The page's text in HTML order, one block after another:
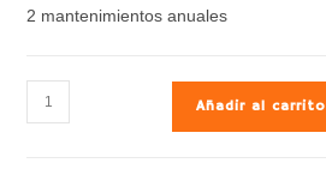
2 mantenimientos anuales
Añadir al carrito